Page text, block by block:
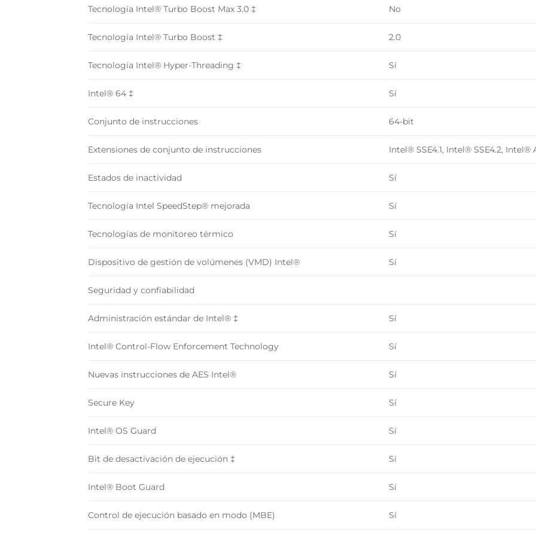
Tecnología Intel® Turbo Boost Max 3.0 ‡ No
Tecnología Intel® Turbo Boost ‡ 2.0
Tecnología Intel® Hyper-Threading ‡ Sí
Intel® 64 ‡ Sí
Conjunto de instrucciones 64-bit
Extensiones de conjunto de instrucciones Intel® SSE4.1, Intel® SSE4.2, Intel®
Estados de inactividad Sí
Tecnología Intel SpeedStep® mejorada Sí
Tecnologías de monitoreo térmico Sí
Dispositivo de gestión de volúmenes (VMD) Intel® Sí
Seguridad y confiabilidad
Administración estándar de Intel® ‡ Sí
Intel® Control-Flow Enforcement Technology Sí
Nuevas instrucciones de AES Intel® Sí
Secure Key Sí
Intel® OS Guard Sí
Bit de desactivación de ejecución ‡ Sí
Intel® Boot Guard Sí
Control de ejecución basado en modo (MBE) Sí